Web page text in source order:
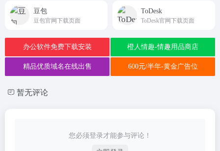
豆包
豆包官网下载页面
ToDesk
ToDesk官网下载页面
办公软件免费下载安装 橙人情趣-情趣用品商店
精品优质域名在线出售 600元/半年-黄金广告位
暂无评论
您必须登录才能参与评论！